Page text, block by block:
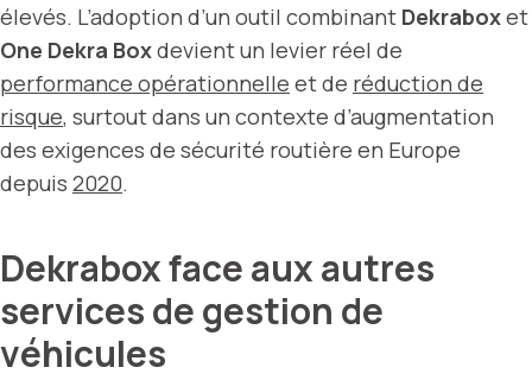
élevés. L’adoption d’un outil combinant Dekraboxet
One Dekra Boxdevient un levier réel de
performance opérationnelle et de réduction de
risque, surtout dans un contexte d’augmentation
des exigences de sécurité routière en Europe
depuis 2020.
Dekrabox face aux autres
services de gestion de
véhicules